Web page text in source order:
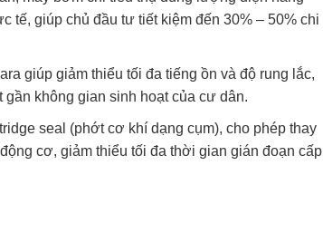
giúp chủ đầu tư tiết kiệm đến 30% – 50% chi
giúp giảm thiểu tối đa tiếng ồn và độ rung lắc,
không gian sinh hoạt của cư dân.
seal (phớt cơ khí dạng cụm), cho phép thay
cơ, giảm thiểu tối đa thời gian gián đoạn cấp